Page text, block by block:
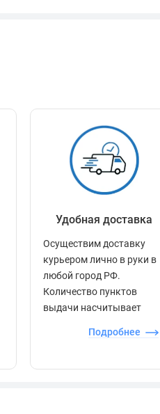
Удобная доставка
Осуществим доставку
курьером лично в руки в
любой город РФ.
Количество пунктов
выдачи насчитывает
всей стране.
Подробнее